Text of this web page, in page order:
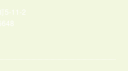
5-11-2